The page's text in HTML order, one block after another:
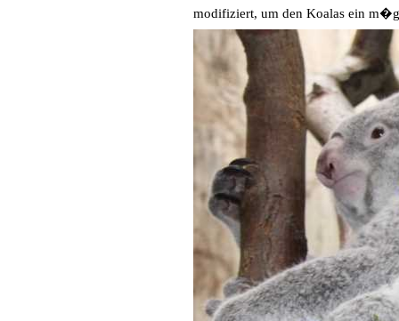
modifiziert, um den Koalas ein